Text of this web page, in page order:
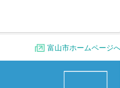
富山市ホームページ